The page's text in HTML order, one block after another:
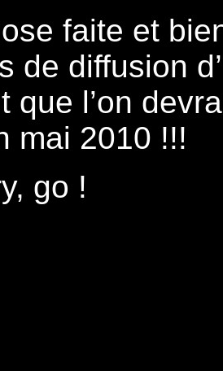
faite et
de diffusion
que l’on
mai 2010 !!!
go !